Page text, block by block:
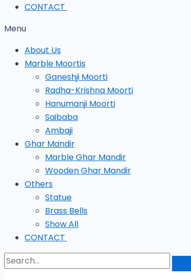
CONTACT
Menu
About Us
Marble Moortis
Ganeshji Moorti
Radha-Krishna Moorti
Hanumanji Moorti
Saibaba
Ambaji
Ghar Mandir
Marble Ghar Mandir
Wooden Ghar Mandir
Others
Statue
Brass Bells
Show All
CONTACT